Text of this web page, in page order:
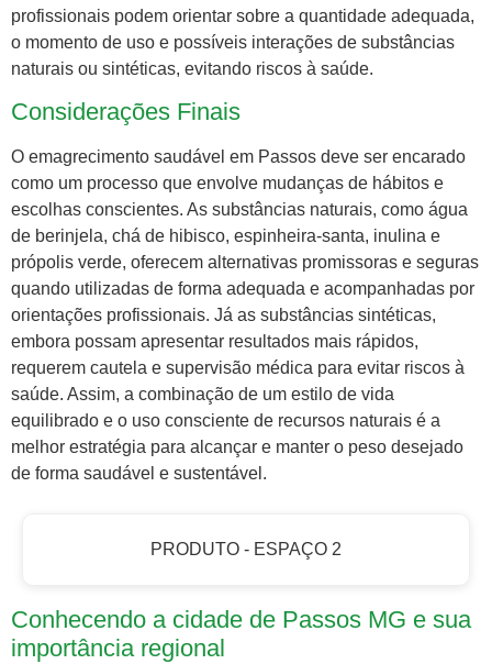
profissionais podem orientar sobre a quantidade adequada,
o momento de uso e possíveis interações de substâncias
naturais ou sintéticas, evitando riscos à saúde.
Considerações Finais
O emagrecimento saudável em Passos deve ser encarado
como um processo que envolve mudanças de hábitos e
escolhas conscientes. As substâncias naturais, como água
de berinjela, chá de hibisco, espinheira-santa, inulina e
própolis verde, oferecem alternativas promissoras e seguras
quando utilizadas de forma adequada e acompanhadas por
orientações profissionais. Já as substâncias sintéticas,
embora possam apresentar resultados mais rápidos,
requerem cautela e supervisão médica para evitar riscos à
saúde. Assim, a combinação de um estilo de vida
equilibrado e o uso consciente de recursos naturais é a
melhor estratégia para alcançar e manter o peso desejado
de forma saudável e sustentável.
PRODUTO - ESPAÇO 2
Conhecendo a cidade de Passos MG e sua
importância regional